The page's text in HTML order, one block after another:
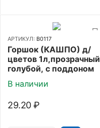
АРТИКУЛ: В0117
Горшок (КАШПО) д/
цветов 1л,прозрачный
голубой, с поддоном
В наличии
29.20 ₽